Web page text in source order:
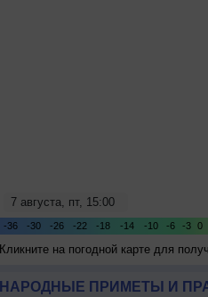
Кликните на погодной карте для
НАРОДНЫЕ ПРИМЕТЫ И